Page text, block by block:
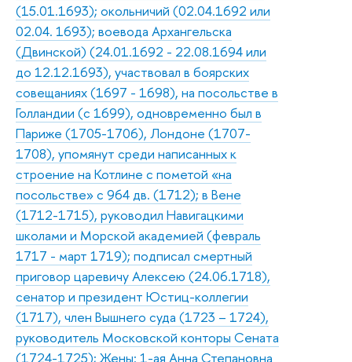
(15.01.1693); окольничий (02.04.1692 или
02.04. 1693); воевода Архангельска
(Двинской) (24.01.1692 - 22.08.1694 или
до 12.12.1693), участвовал в боярских
совещаниях (1697 - 1698), на посольстве в
Голландии (с 1699), одновременно был в
Париже (1705-1706), Лондоне (1707-
1708), упомянут среди написанных к
строение на Котлине с пометой «на
посольстве» с 964 дв. (1712); в Вене
(1712-1715), руководил Навигацкими
школами и Морской академией (февраль
1717 - март 1719); подписал смертный
приговор царевичу Алексею (24.06.1718),
сенатор и президент Юстиц-коллегии
(1717), член Вышнего суда (1723 – 1724),
руководитель Московской конторы Сената
(1724-1725); Жены: 1-ая Анна Степановна